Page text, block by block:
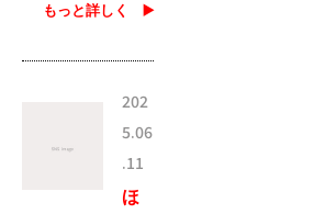
もっと詳しく ▶️
202
5.06
.11
ほ